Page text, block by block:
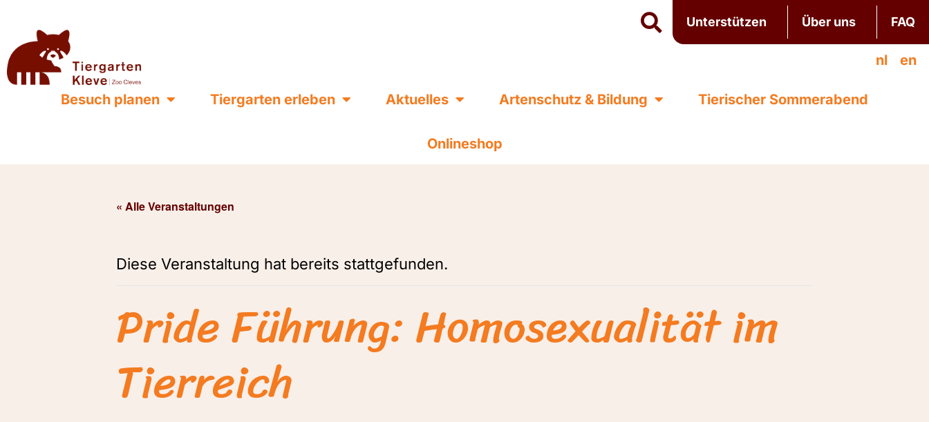
Unterstützen Über uns FAQ
nl en
Besuch planen Tiergarten erleben Aktuelles Artenschutz & Bildung Tierischer Sommerabend
Onlineshop
« Alle Veranstaltungen
Diese Veranstaltung hat bereits stattgefunden.
Pride Führung: Homosexualität im
Tierreich